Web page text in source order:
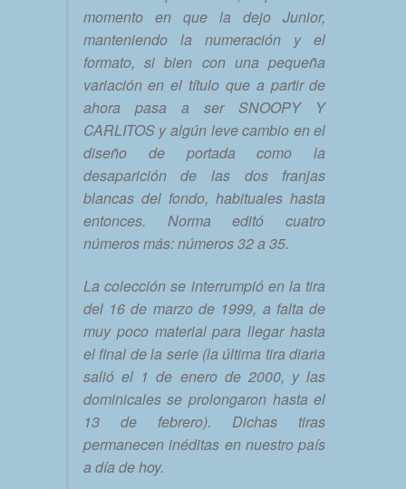
momento en que la dejo Junior,
manteniendo la numeración y el
formato, si bien con una pequeña
variación en el título que a partir de
ahora pasa a ser SNOOPY Y
CARLITOS y algún leve cambio en el
diseño de portada como la
desaparición de las dos franjas
blancas del fondo, habituales hasta
entonces. Norma editó cuatro
números más: números 32 a 35.
La colección se interrumpió en la tira
del 16 de marzo de 1999, a falta de
muy poco material para llegar hasta
el final de la serie (la última tira diaria
salió el 1 de enero de 2000, y las
dominicales se prolongaron hasta el
13 de febrero). Dichas tiras
permanecen inéditas en nuestro país
a día de hoy.